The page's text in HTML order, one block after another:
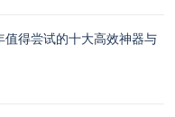
得尝试的十大高效神器与